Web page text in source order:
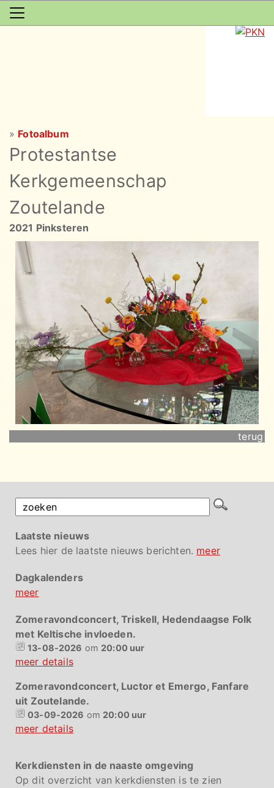
» Fotoalbum
Protestantse
Kerkgemeenschap
Zoutelande
2021 Pinksteren
terug
Laatste nieuws
Lees hier de laatste nieuws berichten. meer
Dagkalenders
meer
Zomeravondconcert, Triskell, Hedendaagse Folk
met Keltische invloeden.
13-08-2026 om 20:00 uur
meer details
Zomeravondconcert, Luctor et Emergo, Fanfare
uit Zoutelande.
03-09-2026 om 20:00 uur
meer details
Kerkdiensten in de naaste omgeving
Op dit overzicht van kerkdiensten is te zien